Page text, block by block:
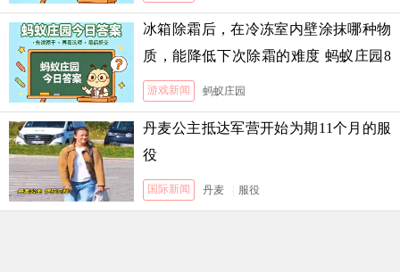
冰箱除霜后，在冷冻室内壁涂抹哪种物
质，能降低下次除霜的难度 蚂蚁庄园8
月5日答案
游戏新闻 蚂蚁庄园
丹麦公主抵达军营开始为期11个月的服
役
国际新闻 丹麦 服役